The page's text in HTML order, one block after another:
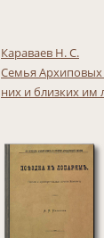
Караваев Н. С.
Семья
них и близких им